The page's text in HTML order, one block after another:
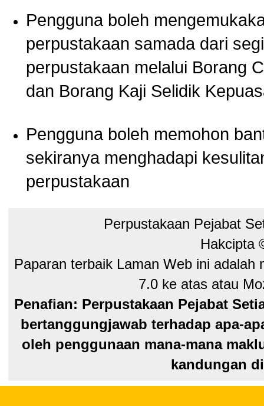
Pengguna boleh
perpustakaan samada dari
perpustakaan melalui Borang
dan Borang Kaji Selidik
Pengguna boleh memohon
sekiranya menghadapi
perpustakaan
Perpustakaan Pejabat
Hakcipta
Paparan terbaik Laman Web ini
7.0 ke atas atau
Penafian: Perpustakaan Pejabat
bertanggungjawab terhadap apa-
oleh penggunaan mana-mana
kandungan